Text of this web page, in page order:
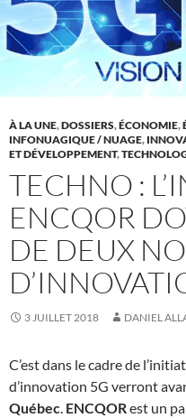
À LA UNE,DOSSIERS,ÉCONOMIE,
INFONUAGIQUE / NUAGE,
ET DÉVELOPPEMENT,
TECHNO :
ENCQOR
DE DEUX
3 JUILLET 2018 DANIEL
C’est dans le cadre de
d’innovation 5G verront
Québec. ENCQORest un